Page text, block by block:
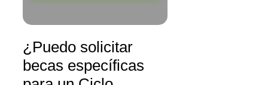
¿Puedo solicitar
becas específicas